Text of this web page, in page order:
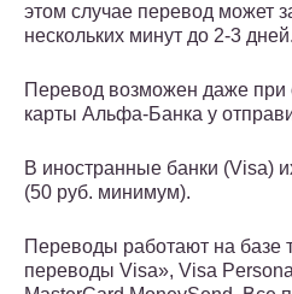
этом случае перевод может
нескольких минут до 2-3 дней.
Перевод возможен даже при
карты Альфа-Банка у
В иностранные банки (Visa)
(50 руб. минимум).
Переводы работают на базе
переводы Visa», Visa